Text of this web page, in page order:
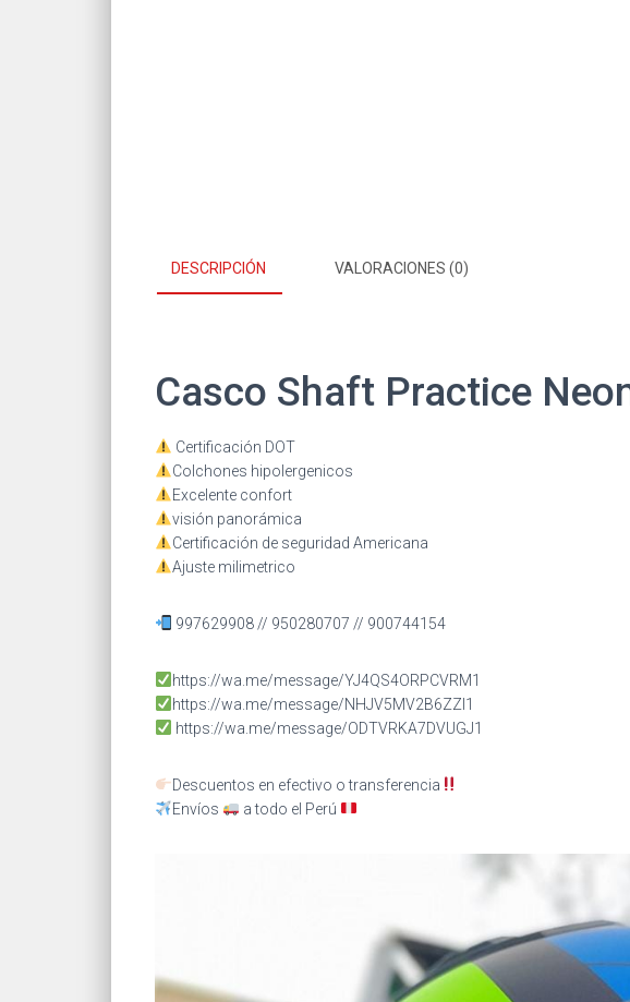
DESCRIPCIÓN VALORACIONES (0)
Casco Shaft Practice
Certificación DOT
Colchones hipolergenicos
Excelente confort
visión panorámica
Certificación de seguridad Americana
Ajuste milimetrico
997629908 // 950280707 // 900744154
https://wa.me/message/YJ4QS4ORPCVRM1
https://wa.me/message/NHJV5MV2B6ZZI1
https://wa.me/message/ODTVRKA7DVUGJ1
Descuentos en efectivo o transferencia
Envíos
a todo el Perú